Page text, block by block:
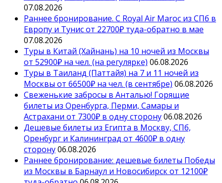
07.08.2026
Раннее бронирование. С Royal Air Maroc из СПб в
Европу и Тунис от 22700₽ туда-обратно в мае
07.08.2026
Туры в Китай (Хайнань) на 10 ночей из Москвы
от 52900₽ на чел. (на регулярке) 06.08.2026
Туры в Таиланд (Паттайя) на 7 и 11 ночей из
Москвы от 66500₽ на чел. (в сентябре) 06.08.2026
Свеженькие забросы в Анталью! Горящие
билеты из Оренбурга, Перми, Самары и
Астрахани от 7300₽ в одну сторону06.08.2026
Дешевые билеты из Египта в Москву, СПб,
Оренбург и Калининград от 4600₽ в одну
сторону06.08.2026
Раннее бронирование: дешевые билеты Победы
из Москвы в Барнаул и Новосибирск от 12100₽